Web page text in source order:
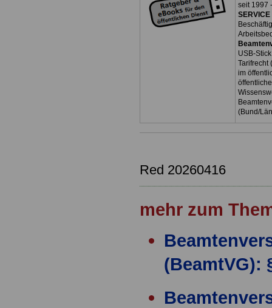
seit 1997
USB-
Tarifrecht
im
(Bund/
Red 20260416
mehr zum
(BeamtVG):